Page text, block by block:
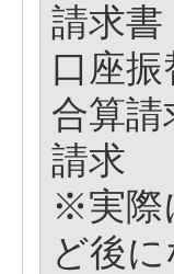
請求書
口座
合算
請求
※実際
ど後